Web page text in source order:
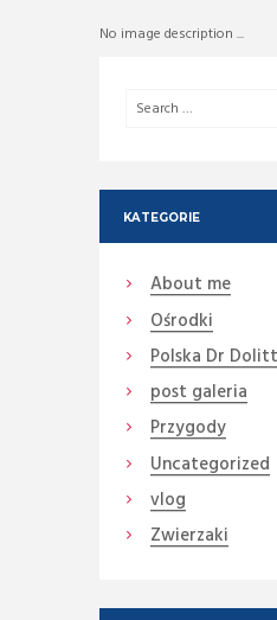
No image description ...
KATEGORIE
About me
Ośrodki
Polska Dr
post galeria
Przygody
Uncategorized
vlog
Zwierzaki